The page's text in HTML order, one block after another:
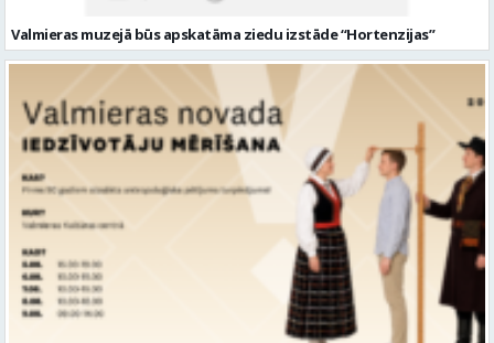
Valmieras muzejā būs apskatāma ziedu izstāde “Hortenzijas”